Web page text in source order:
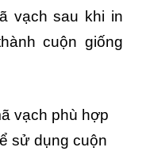
vạch sau khi in
cuộn giống
vạch phù hợp
sử dụng cuộn